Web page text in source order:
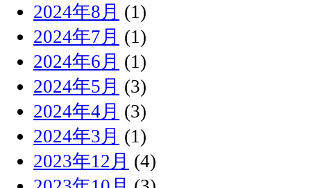
2024年8月 (1)
2024年7月 (1)
2024年6月 (1)
2024年5月 (3)
2024年4月 (3)
2024年3月 (1)
2023年12月 (4)